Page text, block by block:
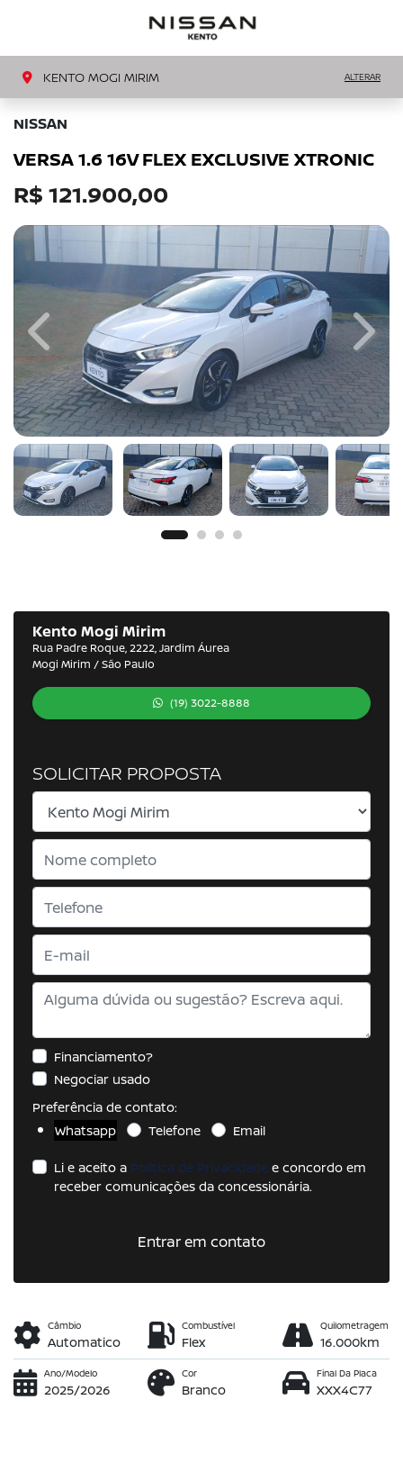
KENTO MOGI MIRIM ALTERAR
NISSAN
VERSA 1.6 16V FLEX EXCLUSIVE XTRONIC
R$ 121.900,00
Previous Next
Kento Mogi Mirim
Rua Padre Roque, 2222, Jardim Áurea
Mogi Mirim / São Paulo
(19) 3022-8888
SOLICITAR PROPOSTA
Financiamento?
Negociar usado
Preferência de contato:
Whatsapp
Telefone Email
Li e aceito a Política de Privacidade e concordo em
receber comunicações da concessionária.
Entrar em contato
Câmbio
Automatico
Combustível
Flex
Quilometragem
16.000km
Ano/Modelo
2025/2026
Cor
Branco
Final Da Placa
XXX4C77